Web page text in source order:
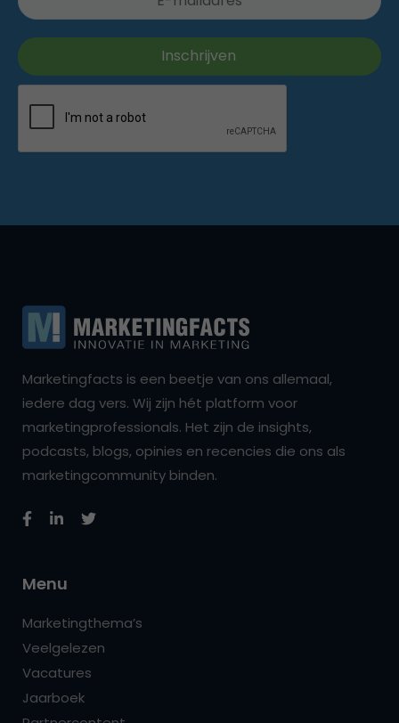
Marketingfacts is een beetje van ons allemaal,
iedere dag vers. Wij zijn hét platform voor
marketingprofessionals. Het zijn de insights,
podcasts, blogs, opinies en recencies die ons als
marketingcommunity binden.
Menu
Marketingthema’s
Veelgelezen
Vacatures
Jaarboek